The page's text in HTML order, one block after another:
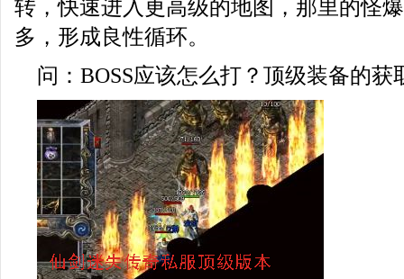
转，快速进入更高级的地图，那里的怪
多，形成良性循环。
问：BOSS应该怎么打？顶级装备的获